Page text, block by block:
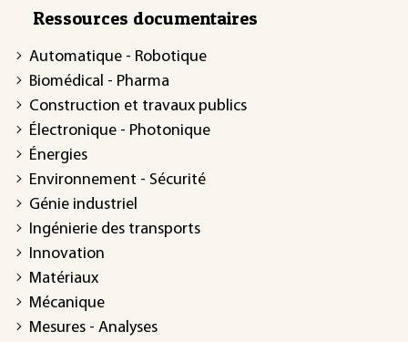
Ressources documentaires
Automatique - Robotique
Biomédical - Pharma
Construction et travaux publics
Électronique - Photonique
Énergies
Environnement - Sécurité
Génie industriel
Ingénierie des transports
Innovation
Matériaux
Mécanique
Mesures - Analyses